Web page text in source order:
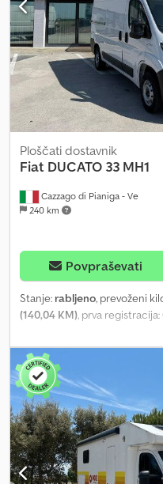
Cazzago di Pianiga - Ve
240 km
Ploščati dostavnik
Fiat DUCATO 33 MH1
Povpraševati
Stanje: rabljeno, prevoženi
(140,04 KM), prva registracija:
,
skupna masa: 3300 kg, Vozilo
Pradamanu (UD). Za
Telefon - 0432.409212
Tonino Telefon -
Dsdpfx Ajy Riwmslijck